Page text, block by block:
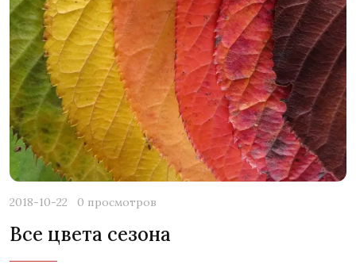
2018-10-22 0 просмотров
Все цвета сезона